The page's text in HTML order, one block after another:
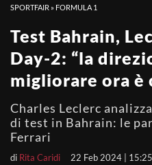
SPORTFAIR » FORMULA 1
Test Bahrain,
Day-2: “la
migliorare ora è
Charles Leclerc
di test in Bahrain: le
Ferrari
di Rita Caridi 22 Feb 2024 | 15:25